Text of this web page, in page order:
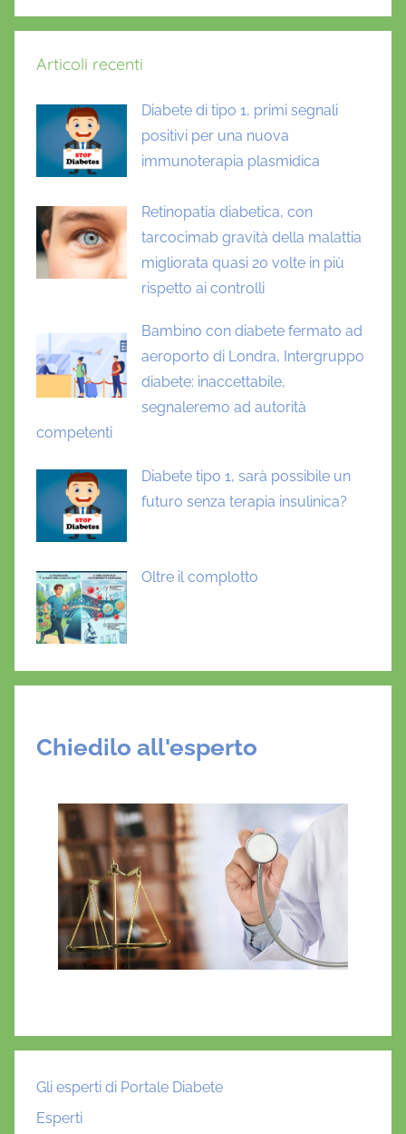
Articoli recenti
Diabete di tipo 1, primi segnali
positivi per una nuova
immunoterapia plasmidica
Retinopatia diabetica, con
tarcocimab gravità della malattia
migliorata quasi 20 volte in più
rispetto ai controlli
Bambino con diabete fermato ad
aeroporto di Londra, Intergruppo
diabete: inaccettabile,
segnaleremo ad autorità
competenti
Diabete tipo 1, sarà possibile un
futuro senza terapia insulinica?
Oltre il complotto
Chiedilo all'esperto
Gli esperti di Portale Diabete
Esperti